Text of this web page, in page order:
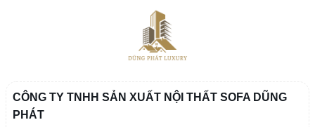
CÔNG TY TNHH SẢN XUẤT NỘI THẤT SOFA DŨNG
PHÁT